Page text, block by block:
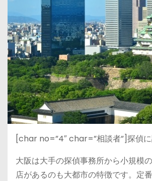
[char no=”4″ char=”相談者”]探偵
大阪は大手の探偵事務所から小規模
店があるのも大都市の特徴です。定